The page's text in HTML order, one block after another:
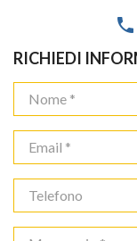
phone
RICHIEDI